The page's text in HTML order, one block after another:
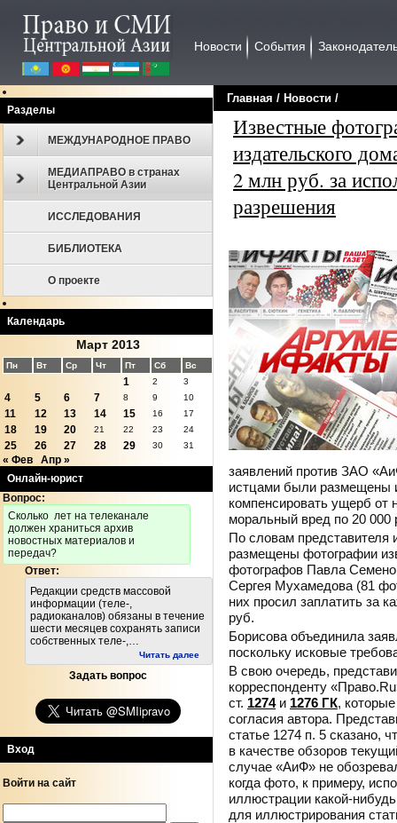
Новости События
Разделы
МЕЖДУНАРОДНОЕ ПРАВО
МЕДИАПРАВО в странах
Центральной Азии
ИССЛЕДОВАНИЯ
БИБЛИОТЕКА
О проекте
Календарь
Март 2013
Пн Вт Ср Чт Пт Сб Вс
1 2 3
4 5 6 7 8 9 10
11 12 13 14 15 16 17
18 19 20 21 22 23 24
25 26 27 28 29 30 31
« Фев
Апр »
Онлайн-юрист
Вопрос:
Cколько лет на телеканале
должен храниться архив
новостных материалов и
передач?
Ответ:
Редакции средств массовой
информации (теле-,
радиоканалов) обязаны в течение
шести месяцев сохранять записи
собственных теле-,…
Читать далее
Задать вопрос
Вход
Войти на сайт
Главная / Новости /
Известные
издательского
2 млн руб. за
разрешения
заявлений против ЗАО
истцами были размещены
компенсировать ущерб от
моральный вред по 20 000
По словам представителя
размещены фотографии
фотографов Павла
Сергея Мухамедова (81
них просил заплатить за
руб.
Борисова объединила
поскольку исковые
В свою очередь,
корреспонденту
ст. 1274и 1276 ГК,
согласия автора.
статье 1274 п. 5 сказано,
в качестве обзоров
случае «АиФ» не
когда фото, к примеру,
иллюстрации какой-
для иллюстрирования